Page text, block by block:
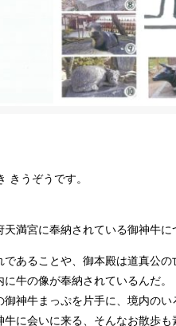
きうぞうです。
満宮に奉納されている御神牛
あることや、御本殿は道真公
牛の像が奉納されているんだ。
御神牛まっぷを片手に、境内の
牛に会いに来る、そんなお散歩